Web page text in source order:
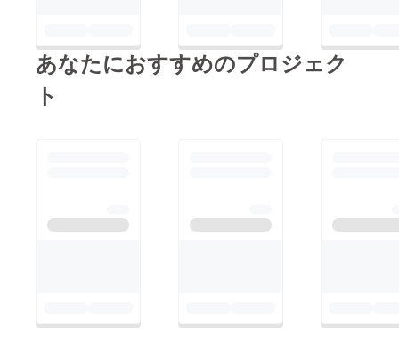
だ至らない点ばかりで
はございますが、 今
あなたにおすすめのプロジェク
ト